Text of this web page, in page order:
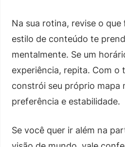
Na sua rotina, revise o que
estilo de conteúdo te
mentalmente. Se um
experiência, repita. Com o
constrói seu próprio mapa
preferência e estabilidade.
Se você quer ir além na